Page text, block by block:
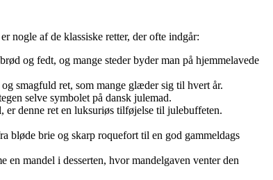
nogle af de klassiske retter, der ofte indgår:
og fedt, og mange steder byder man på hjemmelavede
smagfuld ret, som mange glæder sig til hvert år.
selve symbolet på dansk julemad.
denne ret en luksuriøs tilføjelse til julebuffeten.
bløde brie og skarp roquefort til en god gammeldags
en mandel i desserten, hvor mandelgaven venter den